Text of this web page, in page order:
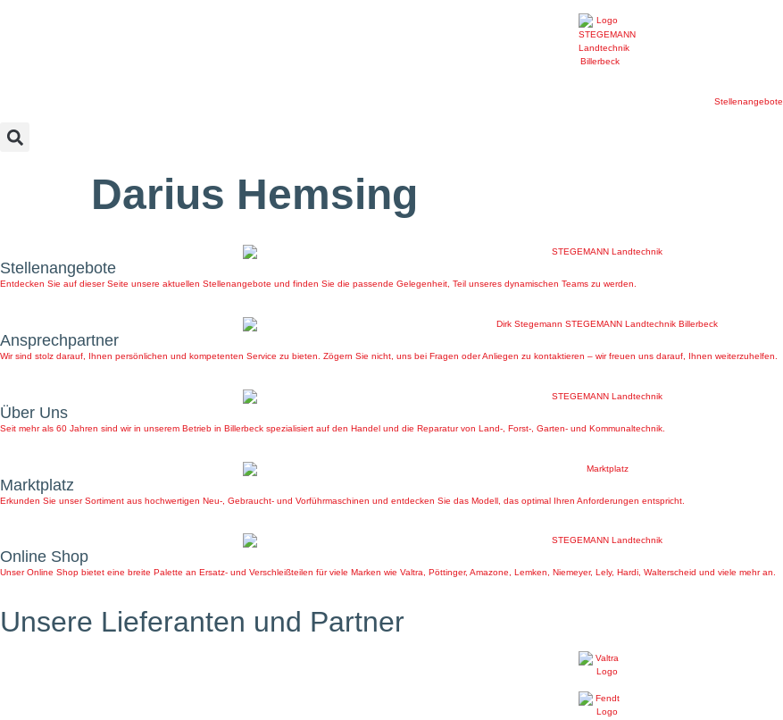
Stellenangebote
Darius Hemsing
Stellenangebote
Entdecken Sie auf dieser Seite unsere aktuellen Stellenangebote und finden Sie die passende Gelegenheit, Teil unseres dynamischen Teams zu werden.
Ansprechpartner
Wir sind stolz darauf, Ihnen persönlichen und kompetenten Service zu bieten. Zögern Sie nicht, uns bei Fragen oder Anliegen zu kontaktieren – wir freuen uns darauf, Ihnen weiterzuhelfen.
Über Uns
Seit mehr als 60 Jahren sind wir in unserem Betrieb in Billerbeck spezialisiert auf den Handel und die Reparatur von Land-, Forst-, Garten- und Kommunaltechnik.
Marktplatz
Erkunden Sie unser Sortiment aus hochwertigen Neu-, Gebraucht- und Vorführmaschinen und entdecken Sie das Modell, das optimal Ihren Anforderungen entspricht.
Online Shop
Unser Online Shop bietet eine breite Palette an Ersatz- und Verschleißteilen für viele Marken wie Valtra, Pöttinger, Amazone, Lemken, Niemeyer, Lely, Hardi, Walterscheid und viele mehr an.
Unsere Lieferanten und Partner